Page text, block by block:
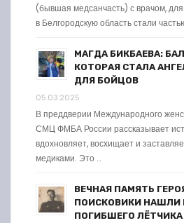
(бывшая медсанчасть) с врачом, для
в Белгородскую область стали
МАГДА БИКБАЕВА:
КОТОРАЯ СТАЛА
ДЛЯ БОЙЦОВ
05.03.2025
В преддверии Международного
СМЦ ФМБА России рассказывает
вдохновляет, восхищает и
медиками. Это …
ВЕЧНАЯ ПАМЯТЬ
ПОИСКОВИКИ НАШЛИ
ПОГИБШЕГО ЛЁТЧИКА